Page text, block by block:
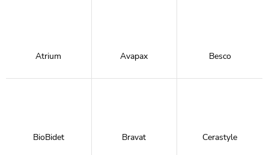
Atrium Avapax Besco
BioBidet Bravat Cerastyle